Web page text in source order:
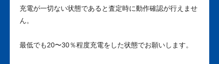
充電が一切ない状態であると査定時に動作確認が行えませ
ん。
最低でも20〜30％程度充電をした状態でお願いします。